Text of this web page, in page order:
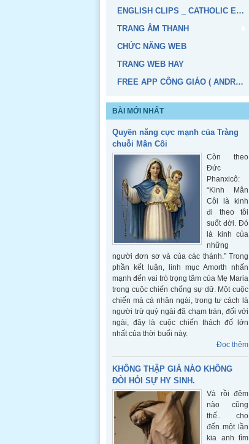
ENGLISH CLIPS _ CATHOLIC EDUCATION
TRANG ÂM THANH
CHỨC NĂNG WEB
TRANG WEB HAY
FREE APP CÔNG GIÁO ( ANDROID, IOS)
BÀI MỚI NHẤT
Quyền năng cực mạnh của Tràng
chuỗi Mân Côi
Còn theo
Đức
Phanxicô:
“Kinh Mân
Côi là kinh
đi theo tôi
suốt đời. Đó
là kinh của
những
người đơn sơ và của các thánh.” Trong
phần kết luận, linh mục Amorth nhấn
mạnh đến vai trò trọng tâm của Mẹ Maria
trong cuộc chiến chống sự dữ. Một cuộc
chiến mà cá nhân ngài, trong tư cách là
người trừ quỷ ngài đã chạm trán, đối với
ngài, đây là cuộc chiến thách đố lớn
nhất của thời buổi này.
Đọc thêm
KHÔNG THẬP GIÁ NÀO KHÔNG
ĐÒI HỎI SỰ HY SINH.
Và rồi đêm
nào cũng
thế.. cho
đến một lần
kia anh tìm